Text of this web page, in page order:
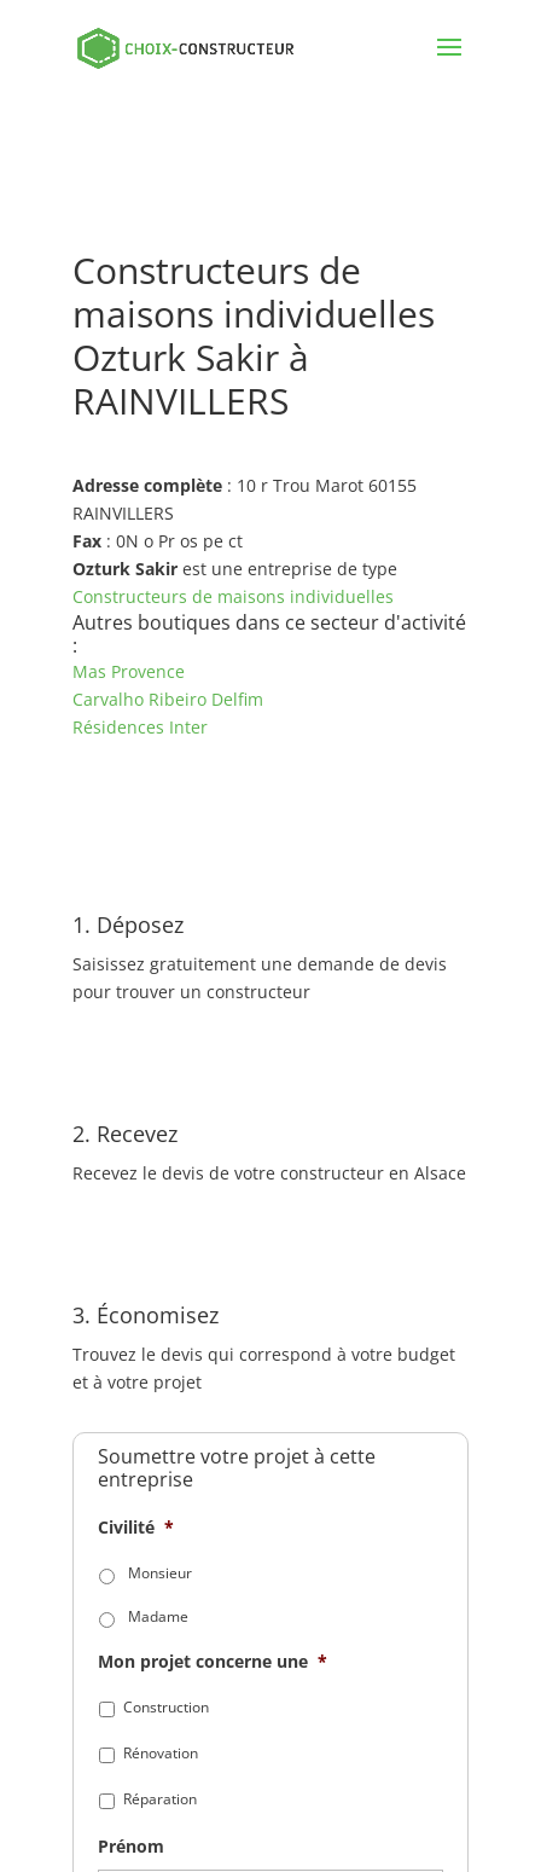
Constructeurs de
maisons individuelles
Ozturk Sakir à
RAINVILLERS
Adresse complète: 10 r Trou Marot 60155
RAINVILLERS
Fax: 0N o Pr os pe ct
Ozturk Sakirest une entreprise de type
Constructeurs de maisons individuelles
Autres boutiques dans ce secteur d'activité
:
Mas Provence
Carvalho Ribeiro Delfim
Résidences Inter
1. Déposez
Saisissez gratuitement une demande de devis
pour trouver un constructeur
2. Recevez
Recevez le devis de votre constructeur en Alsace
3. Économisez
Trouvez le devis qui correspond à votre budget
et à votre projet
Soumettre votre projet à cette
entreprise
Civilité *
Monsieur
Madame
Mon projet concerne une *
Construction
Rénovation
Réparation
Prénom